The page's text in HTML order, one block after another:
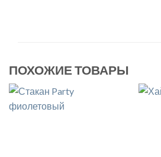
ПОХОЖИЕ ТОВАРЫ